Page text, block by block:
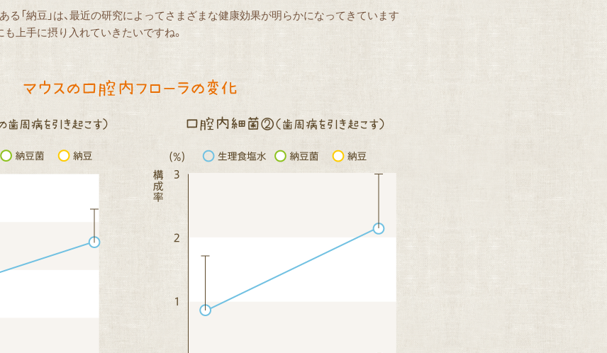
「納豆」は、最近の研究によってさまざまな健康効果が明らかになってきています
上手に摂り入れていきたいですね。